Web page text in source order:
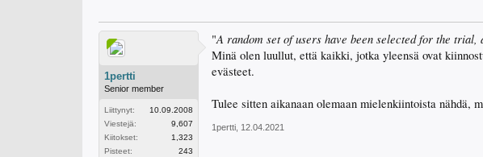
1pertti
Senior member
Liittynyt:
10.09.2008
Viestejä:
9,607
Kiitokset:
1,323
Pisteet:
243
"A random set of users have been selected for the
Minä olen luullut, että kaikki, jotka yleensä ovat
evästeet.
Tulee sitten aikanaan olemaan mielenkiintoista nähdä,
1pertti 12.04.2021